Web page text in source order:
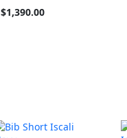
$1,390.00